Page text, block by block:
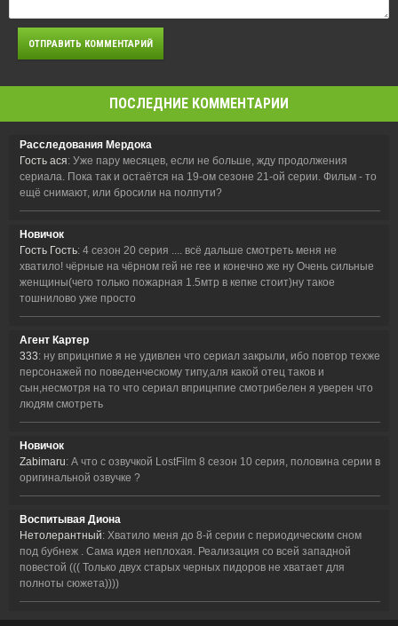
ПОСЛЕДНИЕ КОММЕНТАРИИ
Расследования Мердока
Гость ася: Уже пару месяцев, если не больше, жду продолжения
сериала. Пока так и остаётся на 19-ом сезоне 21-ой серии. Фильм - то
ещё снимают, или бросили на полпути?
Новичок
Гость Гость: 4 сезон 20 серия .... всё дальше смотреть меня не
хватило! чёрные на чёрном гей не гее и конечно же ну Очень сильные
женщины(чего только пожарная 1.5мтр в кепке стоит)ну такое
тошнилово уже просто
Агент Картер
333: ну вприцнпие я не удивлен что сериал закрыли, ибо повтор техже
персонажей по поведенческому типу,аля какой отец таков и
сын,несмотря на то что сериал вприцнпие смотрибелен я уверен что
людям смотреть
Новичок
Zabimaru: А что с озвучкой LostFilm 8 сезон 10 серия, половина серии в
оригинальной озвучке ?
Воспитывая Диона
Нетолерантный: Хватило меня до 8-й серии с периодическим сном
под бубнеж . Сама идея неплохая. Реализация со всей западной
повестой ((( Только двух старых черных пидоров не хватает для
полноты сюжета))))